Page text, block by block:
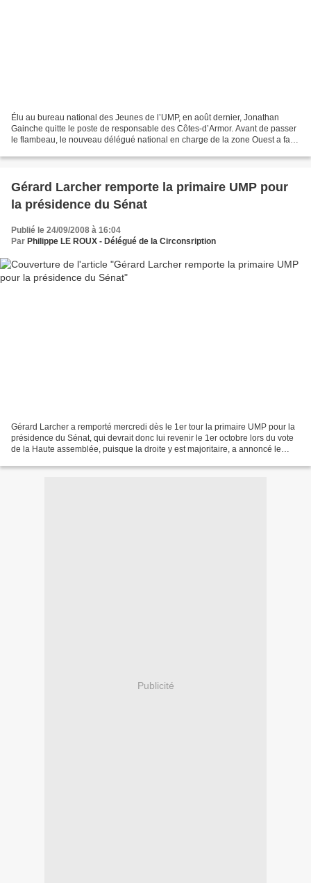
Élu au bureau national des Jeunes de l’UMP, en août dernier, Jonathan
Gainche quitte le poste de responsable des Côtes-d’Armor. Avant de passer
le flambeau, le nouveau délégué national en charge de la zone Ouest a fait
Gérard Larcher remporte la primaire UMP pour
la présidence du Sénat
Publié le 24/09/2008 à 16:04
Par Philippe LE ROUX - Délégué de la Circonsription
Gérard Larcher a remporté mercredi dès le 1er tour la primaire UMP pour la
présidence du Sénat, qui devrait donc lui revenir le 1er octobre lors du vote
de la Haute assemblée, puisque la droite y est majoritaire, a annoncé le
Publicité